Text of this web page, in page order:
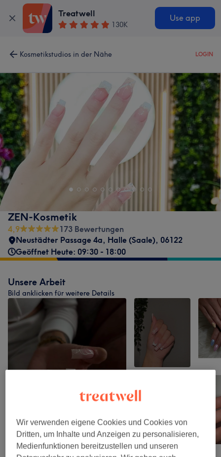
Treatwell
130K
Use app
Kosmetikstudios in der Nähe LOGIN
ZEN-Kosmetik
4,9
173 Bewertungen
Neustädter Passage 4a, Halle (Saale), 06122
Geöffnet Heute: 09:30 - 18:00
Unsere Arbeit
Bild anklicken für weitere Details
Wir verwenden eigene Cookies und Cookies von
Dritten, um Inhalte und Anzeigen zu personalisieren,
Medienfunktionen bereitzustellen und unseren